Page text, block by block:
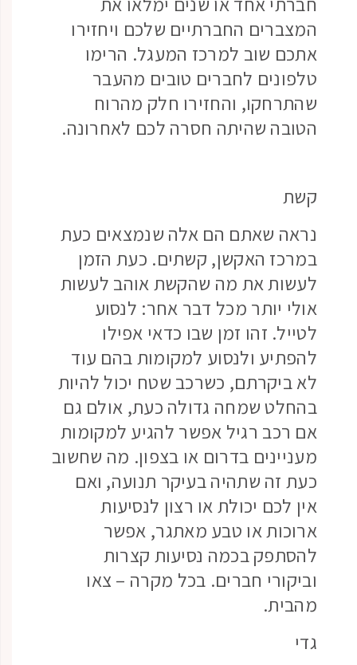
המצברים החברתיים שלכם ויחזירו
אתכם שוב למרכז המעגל. הרימו
טלפונים לחברים טובים מהעבר
שהתרחקו, והחזירו חלק מהרוח
הטובה שהיתה חסרה לכם לאחרונה.
קשת
נראה שאתם הם אלה שנמצאים כעת
במרכז האקשן, קשתים. כעת הזמן
לעשות את מה שהקשת אוהב לעשות
אולי יותר מכל דבר אחר: לנסוע
לטייל. זהו זמן שבו כדאי אפילו
להפתיע ולנסוע למקומות בהם עוד
לא ביקרתם, כשרכב שטח יכול להיות
בהחלט שמחה גדולה כעת, אולם גם
אם רכב רגיל אפשר להגיע למקומות
מעניינים בדרום או בצפון. מה שחשוב
כעת זה שתהיה בעיקר תנועה, ואם
אין לכם יכולת או רצון לנסיעות
ארוכות או טבע מאתגר, אפשר
להסתפק בכמה נסיעות קצרות
וביקורי חברים. בכל מקרה – צאו
מהבית.
גדי